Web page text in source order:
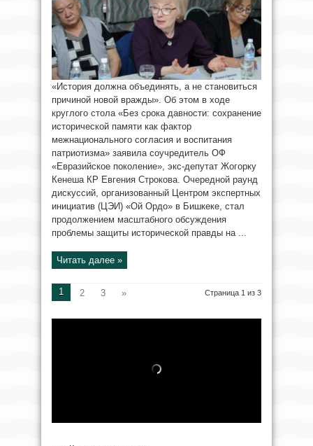
«История должна объединять, а не становиться
причиной новой вражды». Об этом в ходе
круглого стола «Без срока давности: сохранение
исторической памяти как фактор
межнационального согласия и воспитания
патриотизма» заявила соучредитель ОФ
«Евразийское поколение», экс-депутат Жогорку
Кенеша КР Евгения Строкова. Очередной раунд
дискуссий, организованный Центром экспертных
инициатив (ЦЭИ) «Ой Ордо» в Бишкеке, стал
продолжением масштабного обсуждения
проблемы защиты исторической правды на ...
Читать далее »
Страница 1 из 3
1 2 3 »